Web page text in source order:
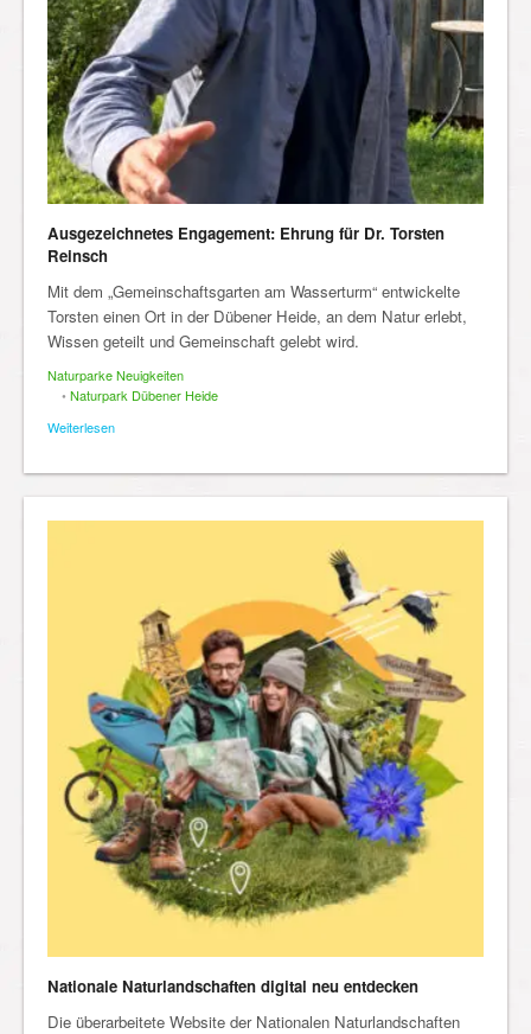
Ausgezeichnetes Engagement: Ehrung für Dr. Torsten
Reinsch
Mit dem „Gemeinschaftsgarten am Wasserturm“ entwickelte
Torsten einen Ort in der Dübener Heide, an dem Natur erlebt,
Wissen geteilt und Gemeinschaft gelebt wird.
Naturparke Neuigkeiten
• Naturpark Dübener Heide
Weiterlesen
Nationale Naturlandschaften digital neu entdecken
Die überarbeitete Website der Nationalen Naturlandschaften